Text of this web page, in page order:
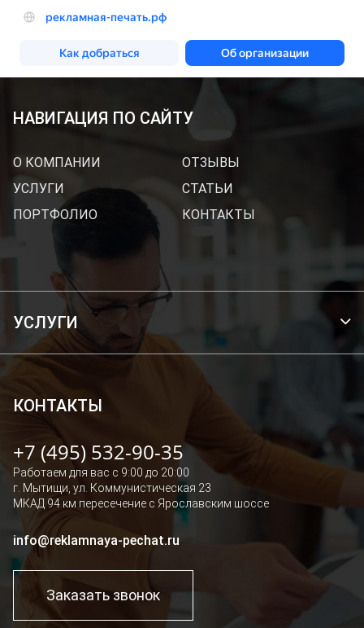
НАВИГАЦИЯ ПО САЙТУ
О КОМПАНИИ
УСЛУГИ
ПОРТФОЛИО
ОТЗЫВЫ
СТАТЬИ
КОНТАКТЫ
УСЛУГИ
БРЕНДИРОВАНИЕ ТРАНСПОРТА
ОФОРМЛЕНИЕ ВИТРИН И ОФИСОВ
ШИРОКОФОРМАТНАЯ ПЕЧАТЬ
РЕКЛАМНОЕ ОФОРМЛЕНИЕ ПОМЕЩЕНИЙ И ЗДАНИЙ
СВЕТОВЫЕ ПАНЕЛИ, КОРОБА, ЛАЙТБОКСЫ
НАРУЖНАЯ РЕКЛАМА
БРЕНДИРОВАНИЕ ОДЕЖДЫ
КОНТАКТЫ
+7 (495) 532-90-35
Работаем для вас с 9:00 до 20:00
г. Мытищи, ул. Коммунистическая 23
МКАД 94 км пересечение с Ярославским шоссе
info@reklamnaya-pechat.ru
Заказать звонок